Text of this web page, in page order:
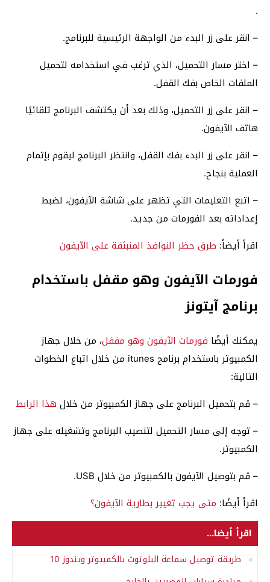
.
– انقر على زر البدء من الواجهة الرئيسية للبرنامج.
– اختر مسار التحميل، الذي ترغب في استخدامه لتحميل
الملفات الخاص بفك القفل.
– انقر على زر التحميل، وذلك بعد أن يكتشف البرنامج تلقائيًا
هاتف الآيفون.
– انقر على زر البدء بفك القفل، وانتظر البرنامج ليقوم بإتمام
العملية بنجاح.
– اتبع التعليمات التي تظهر على شاشة الآيفون، لضبط
إعداداته بعد الفورمات من جديد.
اقرأ أيضاً: طرق حظر النوافذ المنبثقة على الآيفون
فورمات الآيفون وهو مقفل باستخدام
برنامج آيتونز
يمكنك أيضًا فورمات الآيفون وهو مقفل، من خلال جهاز
الكمبيوتر باستخدام برنامج itunes من خلال اتباع الخطوات
التالية:
– قم بتحميل البرنامج على جهاز الكمبيوتر من خلال هذا الرابط
– توجه إلى مسار التحميل لتنصيب البرنامج وتشغيله على جهاز
الكمبيوتر.
– قم بتوصيل الآيفون بالكمبيوتر من خلال USB.
اقرأ أيضًا: متى يجب تغيير بطارية الآيفون؟
اقرأ أيضا...
طريقة توصيل سماعة البلوتوث بالكمبيوتر ويندوز 10